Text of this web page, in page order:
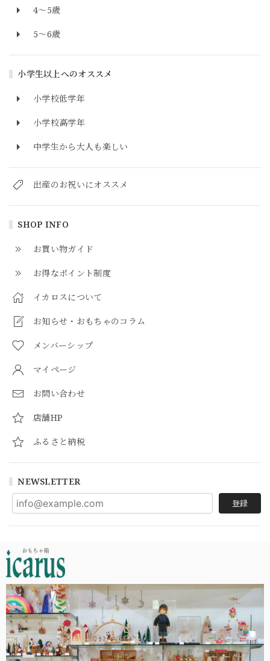
4～5歳
5～6歳
小学生以上へのオススメ
小学校低学年
小学校高学年
中学生から大人も楽しい
出産のお祝いにオススメ
SHOP INFO
お買い物ガイド
お得なポイント制度
イカロスについて
お知らせ・おもちゃのコラム
メンバーシップ
マイページ
お問い合わせ
店舗HP
ふるさと納税
NEWSLETTER
登録